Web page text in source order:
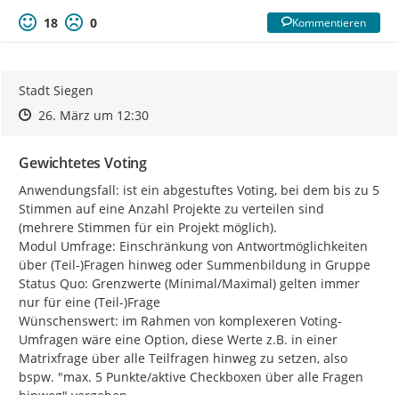
18
0 Kommentieren
Stadt Siegen
Zeitpunkt des Erstellens
Zeitpunkt des Erstellens
26. März um 12:30Zur Äußerung
Gewichtetes Voting
Anwendungsfall: ist ein abgestuftes Voting, bei dem bis zu 5
Stimmen auf eine Anzahl Projekte zu verteilen sind
(mehrere Stimmen für ein Projekt möglich).
Modul Umfrage: Einschränkung von Antwortmöglichkeiten
über (Teil-)Fragen hinweg oder Summenbildung in Gruppe
Status Quo: Grenzwerte (Minimal/Maximal) gelten immer
nur für eine (Teil-)Frage
Wünschenswert: im Rahmen von komplexeren Voting-
Umfragen wäre eine Option, diese Werte z.B. in einer
Matrixfrage über alle Teilfragen hinweg zu setzen, also
bspw. "max. 5 Punkte/aktive Checkboxen über alle Fragen